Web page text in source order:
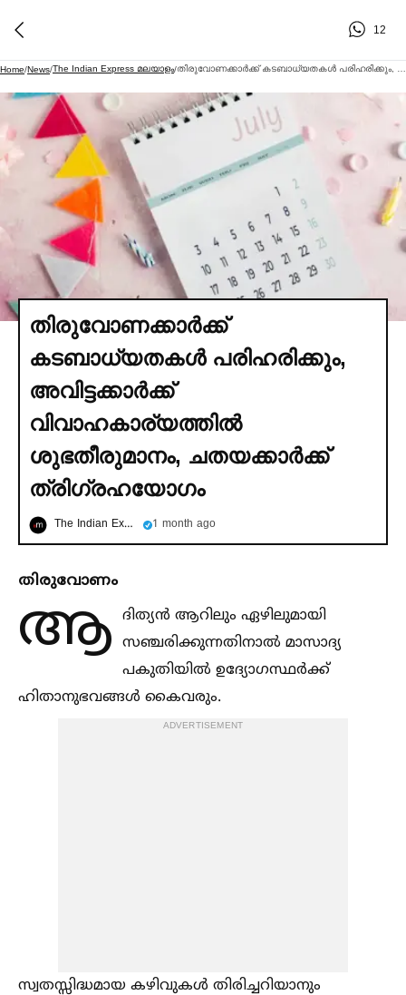
12
Home/News/The Indian Express മലയാളം/
തിരുവോണക്കാര്‍ക്ക്
കടബാധ്യതകള്‍ പരിഹരിക്കും,
അവിട്ടക്കാര്‍ക്ക്
വിവാഹകാര്യത്തില്‍
ശുഭതീരുമാനം, ചതയക്കാര്‍ക്ക്
ത്രിഗ്രഹയോഗം
The Indian Express മലയാളം 1 month ago
തിരുവോണം
ആ ദിത്യൻ ആറിലും ഏഴിലുമായി
സഞ്ചരിക്കുന്നതിനാല്‍ മാസാദ്യ
പകുതിയില്‍ ഉദ്യോഗസ്ഥർക്ക്
ഹിതാനുഭവങ്ങള്‍ കൈവരും.
ADVERTISEMENT
സ്വതസ്സിദ്ധമായ കഴിവുകള്‍ തിരിച്ചറിയാനും